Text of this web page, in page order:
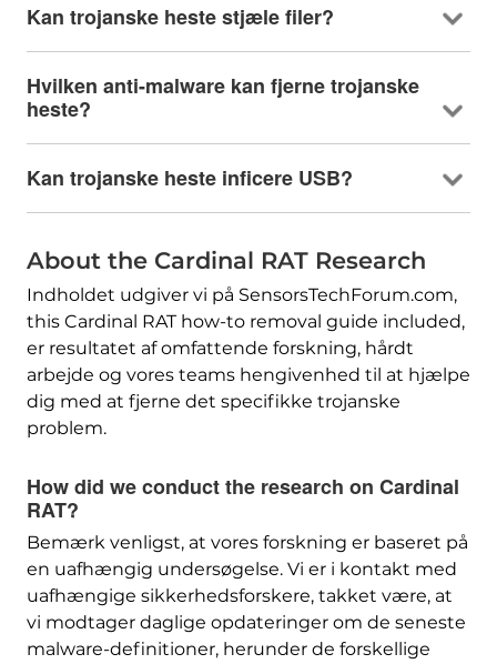
Kan trojanske heste stjæle filer?
Hvilken anti-malware kan fjerne trojanske
heste?
Kan trojanske heste inficere USB?
About the Cardinal RAT Research
Indholdet udgiver vi på SensorsTechForum.com,
this Cardinal RAT how-to removal guide included,
er resultatet af omfattende forskning, hårdt
arbejde og vores teams hengivenhed til at hjælpe
dig med at fjerne det specifikke trojanske
problem.
How did we conduct the research on Cardinal
RAT?
Bemærk venligst, at vores forskning er baseret på
en uafhængig undersøgelse. Vi er i kontakt med
uafhængige sikkerhedsforskere, takket være, at
vi modtager daglige opdateringer om de seneste
malware-definitioner, herunder de forskellige